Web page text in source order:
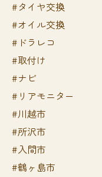
#タイヤ交換
#オイル交換
#ドラレコ
#取付け
#ナビ
#リアモニター
#川越市
#所沢市
#入間市
#鶴ヶ島市